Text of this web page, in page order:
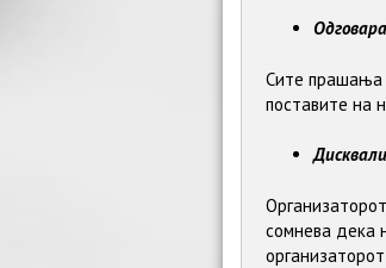
Сите прашања
поставите на
сомнева дека